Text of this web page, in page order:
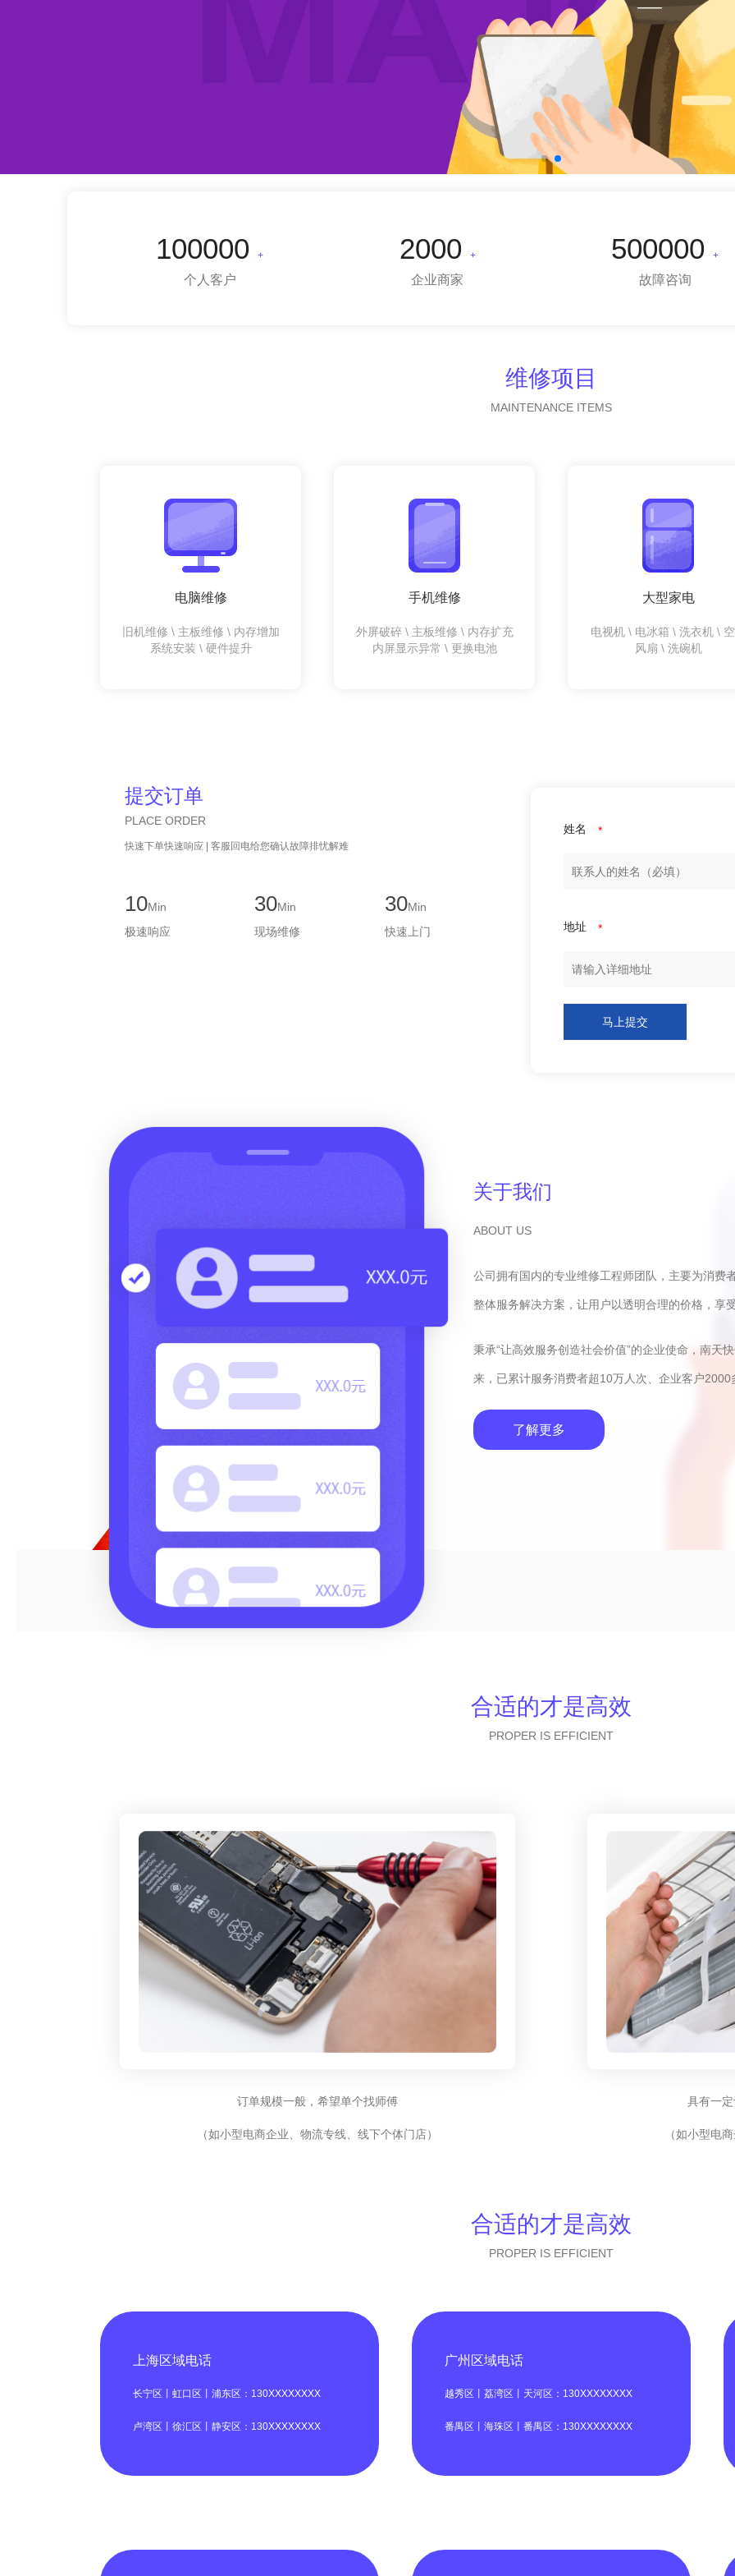
100000+
个人客户
2000 +
企业商家
500000+
故障咨询
维修项目
MAINTENANCE ITEMS
电脑维修
旧机维修 \ 主板维修 \ 内存增加
系统安装 \ 硬件提升
手机维修
外屏破碎 \ 主板维修 \ 内存扩充
内屏显示异常 \ 更换电池
大型家电
电视机 \ 电冰箱 \ 洗衣机 \
风扇 \ 洗碗机
提交订单
PLACE ORDER
快速下单快速响应 | 客服回电给您确认故障排忧解难
10Min
极速响应
30Min
现场维修
30Min
快速上门
姓名 *
地址 *
马上提交
关于我们
ABOUT US
公司拥有国内的专业维修工程师团队，主要为消费
整体服务解决方案，让用户以透明合理的价格，享
秉承“让高效服务创造社会价值”的企业使命，南天
来，已累计服务消费者超10万人次、企业客户2000
了解更多
合适的才是高效
PROPER IS EFFICIENT
订单规模一般，希望单个找师傅
（如小型电商企业、物流专线、线下个体门店）
具有一
（如小型电
合适的才是高效
PROPER IS EFFICIENT
上海区域电话
长宁区丨虹口区丨浦东区：130XXXXXXXX
卢湾区丨徐汇区丨静安区：130XXXXXXXX
广州区域电话
越秀区丨荔湾区丨天河区：130XXXXXXXX
番禺区丨海珠区丨番禺区：130XXXXXXXX